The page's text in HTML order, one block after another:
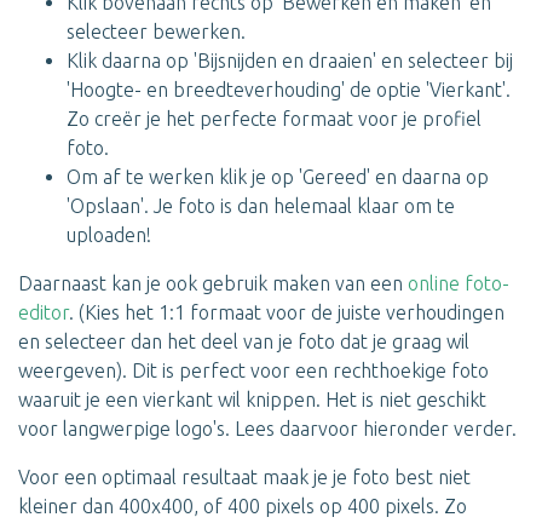
selecteer bewerken.
Klik daarna op 'Bijsnijden en draaien' en selecteer bij
'Hoogte- en breedteverhouding' de optie 'Vierkant'.
Zo creër je het perfecte formaat voor je profiel
foto.
Om af te werken klik je op 'Gereed' en daarna op
'Opslaan'. Je foto is dan helemaal klaar om te
uploaden!
Daarnaast kan je ook gebruik maken van een online foto-
editor. (Kies het 1:1 formaat voor de juiste verhoudingen
en selecteer dan het deel van je foto dat je graag wil
weergeven). Dit is perfect voor een rechthoekige foto
waaruit je een vierkant wil knippen. Het is niet geschikt
voor langwerpige logo's. Lees daarvoor hieronder verder.
Voor een optimaal resultaat maak je je foto best niet
kleiner dan 400x400, of 400 pixels op 400 pixels. Zo